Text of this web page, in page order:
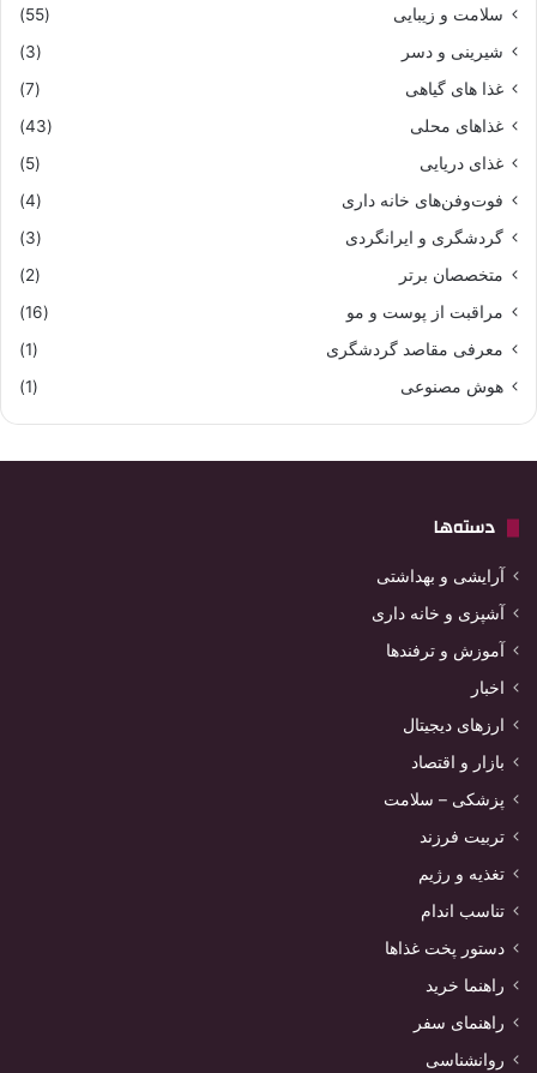
سلامت و زیبایی
(55)
شیرینی و دسر
(3)
غذا های گیاهی
(7)
غذاهای محلی
(43)
غذای دریایی
(5)
فوت‌وفن‌های خانه داری
(4)
گردشگری و ایرانگردی
(3)
متخصصان برتر
(2)
مراقبت از پوست و مو
(16)
معرفی مقاصد گردشگری
(1)
هوش مصنوعی
(1)
دسته‌ها
آرایشی و بهداشتی
آشپزی و خانه داری
آموزش و ترفندها
اخبار
ارزهای دیجیتال
بازار و اقتصاد
پزشکی – سلامت
تربیت فرزند
تغذیه و رژیم
تناسب اندام
دستور پخت غذاها
راهنما خرید
راهنمای سفر
روانشناسی